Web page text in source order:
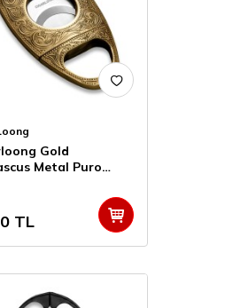
Gold
Metal Puro
TL